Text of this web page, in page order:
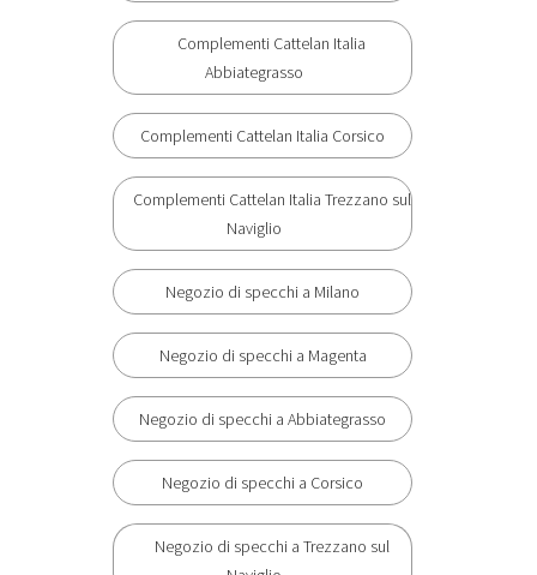
Complementi Cattelan Italia
Abbiategrasso
Complementi Cattelan Italia Corsico
Complementi Cattelan Italia Trezzano sul
Naviglio
Negozio di specchi a Milano
Negozio di specchi a Magenta
Negozio di specchi a Abbiategrasso
Negozio di specchi a Corsico
Negozio di specchi a Trezzano sul